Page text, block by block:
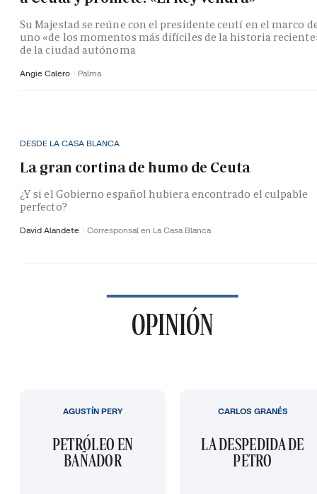
Su Majestad se reúne con el presidente ceutí en el marco
uno «de los momentos más difíciles de la historia
de la ciudad autónoma
Angie Calero Palma
DESDE LA CASA BLANCA
La gran cortina de humo de Ceuta
¿Y si el Gobierno español hubiera encontrado el culpable
perfecto?
David Alandete Corresponsal en La Casa Blanca
OPINIÓN
PETRÓLEO EN
BAÑADOR
AGUSTÍN PERY
LA DESPEDIDA DE
PETRO
CARLOS GRANÉS